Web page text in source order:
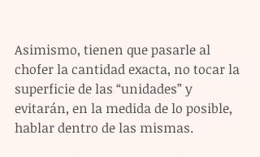
Asimismo, tienen que pasarle al
chofer la cantidad exacta, no tocar la
superficie de las “unidades” y
evitarán, en la medida de lo posible,
hablar dentro de las mismas.